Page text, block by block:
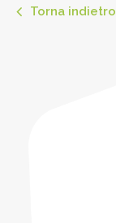
Torna indietro